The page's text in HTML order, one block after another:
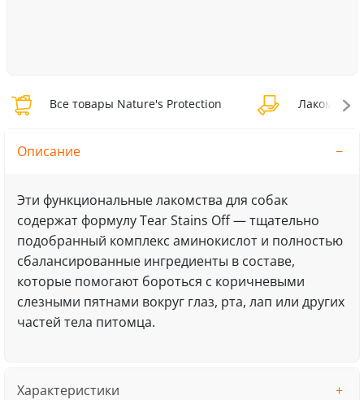
Все товары Nature's Protection Лакомства
Описание
Эти функциональные лакомства для собак
содержат формулу Tear Stains Off — тщательно
подобранный комплекс аминокислот и полностью
сбалансированные ингредиенты в составе,
которые помогают бороться с коричневыми
слезными пятнами вокруг глаз, рта, лап или других
частей тела питомца.
Характеристики